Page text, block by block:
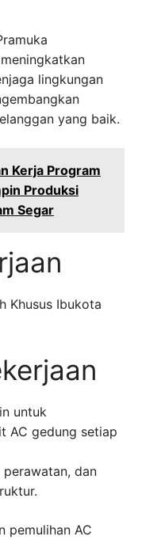
lingkungan
yang baik.
Kerja Program
Produksi
Segar
Khusus Ibukota
untuk
AC gedung setiap
perawatan, dan
pemulihan AC